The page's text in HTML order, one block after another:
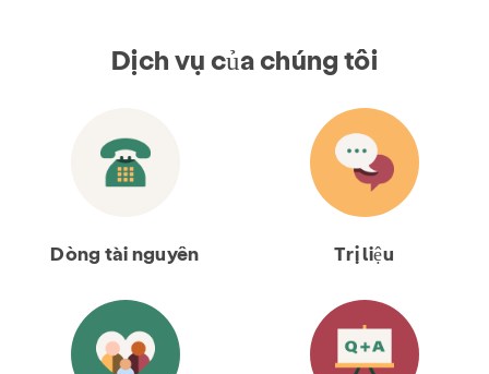
Dịch vụ của chúng tôi
Dòng tài nguyên Trị liệu